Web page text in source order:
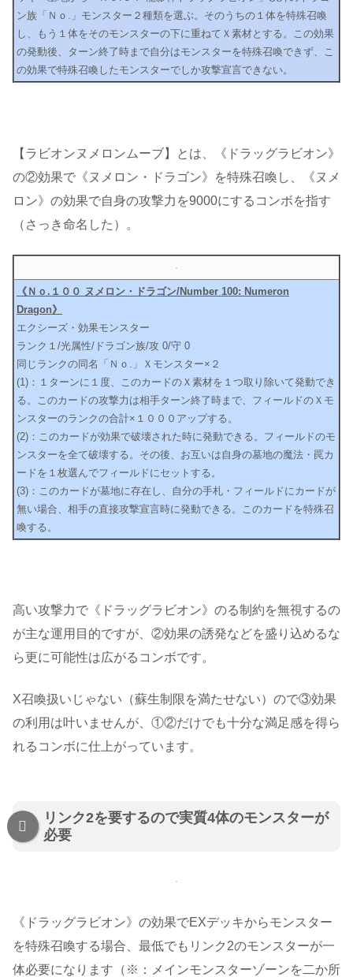
ン族「Ｎｏ.」モンスター２種類を選ぶ。そのうちの１体を特殊召喚
し、もう１体をそのモンスターの下に重ねてＸ素材とする。この効果
の発動後、ターン終了時まで自分はモンスターを特殊召喚できず、こ
の効果で特殊召喚したモンスターでしか攻撃宣言できない。
【ラビオンヌメロンムーブ】とは、《ドラッグラビオン》
の②効果で《ヌメロン・ドラゴン》を特殊召喚し、《ヌメ
ロン》の効果で自身の攻撃力を9000にするコンボを指す
（さっき命名した）。
《Ｎｏ.１００ ヌメロン・ドラゴン/Number 100: Numeron
Dragon》
エクシーズ・効果モンスター
ランク１/光属性/ドラゴン族/攻 0/守 0
同じランクの同名「Ｎｏ.」Ｘモンスター×２
(1)：１ターンに１度、このカードのＸ素材を１つ取り除いて発動でき
る。このカードの攻撃力は相手ターン終了時まで、フィールドのＸモ
ンスターのランクの合計×１０００アップする。
(2)：このカードが効果で破壊された時に発動できる。フィールドのモ
ンスターを全て破壊する。その後、お互いは自身の墓地の魔法・罠カ
ードを１枚選んでフィールドにセットする。
(3)：このカードが墓地に存在し、自分の手札・フィールドにカードが
無い場合、相手の直接攻撃宣言時に発動できる。このカードを特殊召
喚する。
高い攻撃力で《ドラッグラビオン》のる制約を無視するの
が主な運用目的ですが、②効果の誘発などを盛り込めるな
ら更に可能性は広がるコンボです。
X召喚扱いじゃない（蘇生制限を満たせない）ので③効果
の利用は叶いませんが、①②だけでも十分な満足感を得ら
れるコンボに仕上がっています。
リンク2を要するので実質4体のモンスターが
必要
《ドラッグラビオン》の効果でEXデッキからモンスター
を特殊召喚する場合、最低でもリンク2のモンスターが一
体必要になります（※：メインモンスターゾーンを二か所